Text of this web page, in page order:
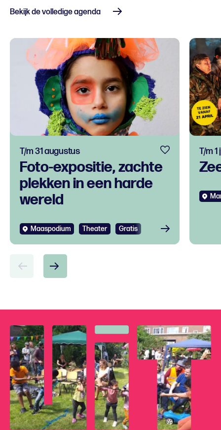
Bekijk de volledige agenda
Foto-expositie, zachte
plekken in een harde
wereld
T/m 31 augustus
Maaspodium Theater Gratis
T/m
Bekijken